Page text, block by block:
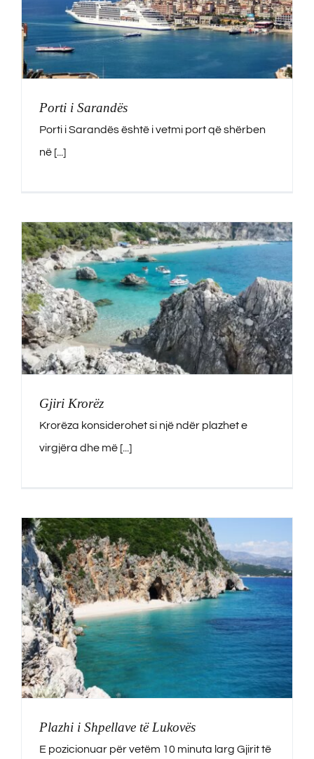
Butrinti Hammam & SPA
Konferenca & Festa
Aktivitete
Ofertat
Kontakte
English
Porti i Sarandës
Porti i Sarandës është i vetmi port që shërben
në [...]
Gjiri Krorëz
Krorëza konsiderohet si një ndër plazhet e
virgjëra dhe më [...]
Plazhi i Shpellave të Lukovës
E pozicionuar për vetëm 10 minuta larg Gjirit të